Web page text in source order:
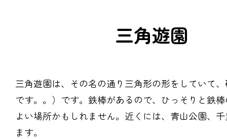
三角遊園
三角遊園は、その名の通り三角形の形をしていて
です。。）です。鉄棒があるので、ひっそりと鉄
よい場所かもしれません。近くには、青山公園、
ます。